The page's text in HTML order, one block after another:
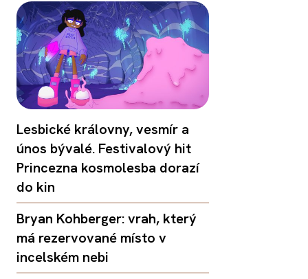
Lesbické královny, vesmír a
únos bývalé. Festivalový hit
Princezna kosmolesba dorazí
do kin
Bryan Kohberger: vrah, který
má rezervované místo v
incelském nebi